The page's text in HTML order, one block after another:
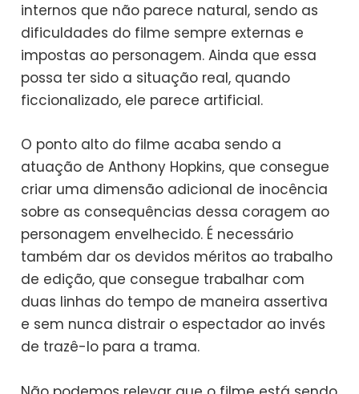
internos que não parece natural, sendo as
dificuldades do filme sempre externas e
impostas ao personagem. Ainda que essa
possa ter sido a situação real, quando
ficcionalizado, ele parece artificial.
O ponto alto do filme acaba sendo a
atuação de Anthony Hopkins, que consegue
criar uma dimensão adicional de inocência
sobre as consequências dessa coragem ao
personagem envelhecido. É necessário
também dar os devidos méritos ao trabalho
de edição, que consegue trabalhar com
duas linhas do tempo de maneira assertiva
e sem nunca distrair o espectador ao invés
de trazê-lo para a trama.